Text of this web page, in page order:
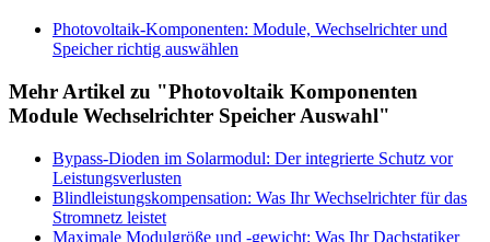
Photovoltaik-Komponenten: Module, Wechselrichter und
Speicher richtig auswählen
Mehr Artikel zu "Photovoltaik Komponenten
Module Wechselrichter Speicher Auswahl"
Bypass-Dioden im Solarmodul: Der integrierte Schutz vor
Leistungsverlusten
Blindleistungskompensation: Was Ihr Wechselrichter für das
Stromnetz leistet
Maximale Modulgröße und -gewicht: Was Ihr Dachstatiker